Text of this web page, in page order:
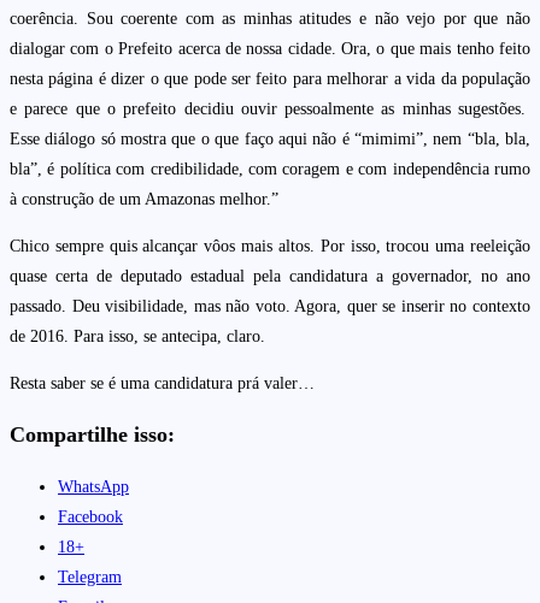
coerência. Sou coerente com as minhas atitudes e não vejo por que não
dialogar com o Prefeito acerca de nossa cidade. Ora, o que mais tenho feito
nesta página é dizer o que pode ser feito para melhorar a vida da população
e parece que o prefeito decidiu ouvir pessoalmente as minhas sugestões.
Esse diálogo só mostra que o que faço aqui não é “mimimi”, nem “bla, bla,
bla”, é política com credibilidade, com coragem e com independência rumo
à construção de um Amazonas melhor.”
Chico sempre quis alcançar vôos mais altos. Por isso, trocou uma reeleição
quase certa de deputado estadual pela candidatura a governador, no ano
passado. Deu visibilidade, mas não voto. Agora, quer se inserir no contexto
de 2016. Para isso, se antecipa, claro.
Resta saber se é uma candidatura prá valer…
Compartilhe isso:
WhatsApp
Facebook
18+
Telegram